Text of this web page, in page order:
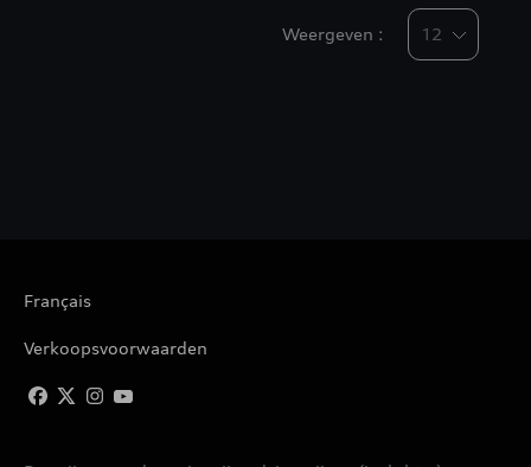
Weergeven :
Français
Verkoopsvoorwaarden